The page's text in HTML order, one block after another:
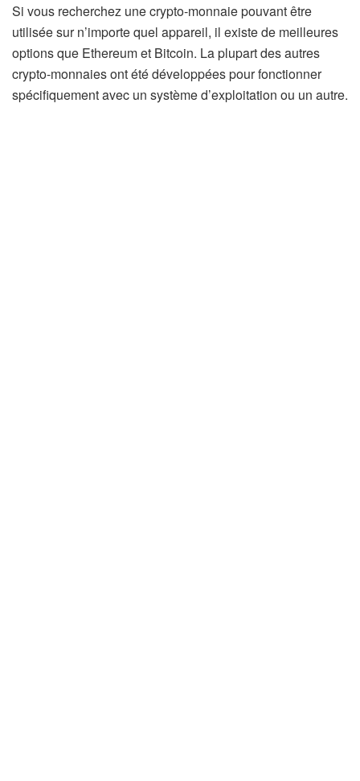
Si vous recherchez une crypto-monnaie pouvant être
utilisée sur n’importe quel appareil, il existe de meilleures
options que Ethereum et Bitcoin. La plupart des autres
crypto-monnaies ont été développées pour fonctionner
spécifiquement avec un système d’exploitation ou un autre.